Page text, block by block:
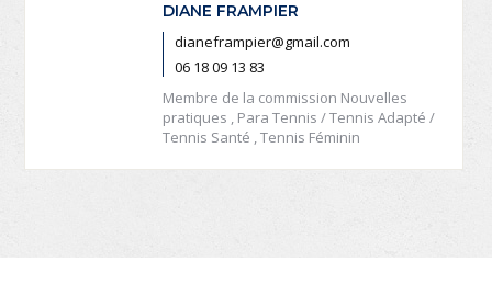
DIANE FRAMPIER
dianeframpier@gmail.com
06 18 09 13 83
Membre de la commission Nouvelles
pratiques , Para Tennis / Tennis Adapté /
Tennis Santé , Tennis Féminin